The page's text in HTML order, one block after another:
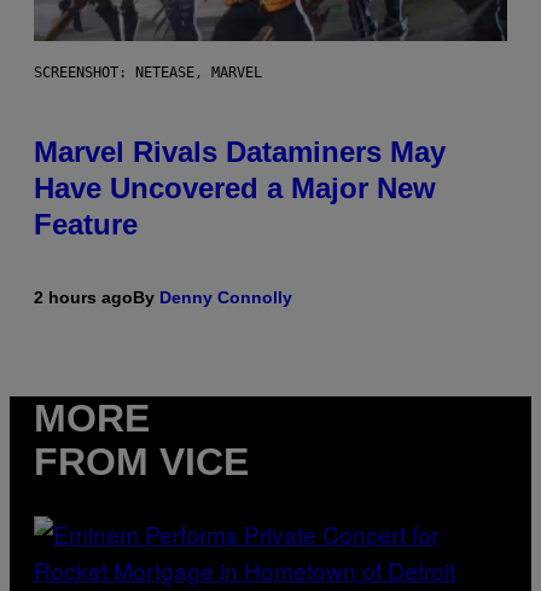
SCREENSHOT: NETEASE, MARVEL
Marvel Rivals Dataminers May
Have Uncovered a Major New
Feature
2 hours agoBy Denny Connolly
MORE
FROM VICE